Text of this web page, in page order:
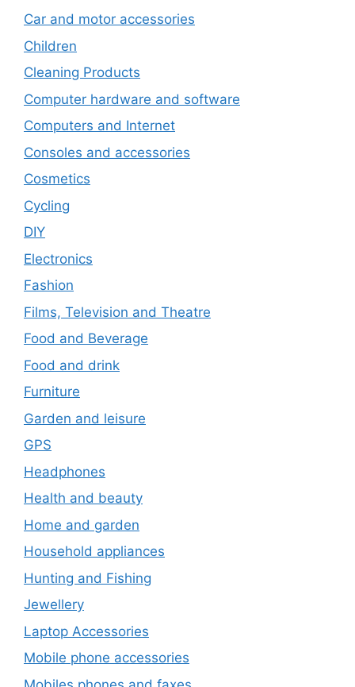
Car and motor accessories
Children
Cleaning Products
Computer hardware and software
Computers and Internet
Consoles and accessories
Cosmetics
Cycling
DIY
Electronics
Fashion
Films, Television and Theatre
Food and Beverage
Food and drink
Furniture
Garden and leisure
GPS
Headphones
Health and beauty
Home and garden
Household appliances
Hunting and Fishing
Jewellery
Laptop Accessories
Mobile phone accessories